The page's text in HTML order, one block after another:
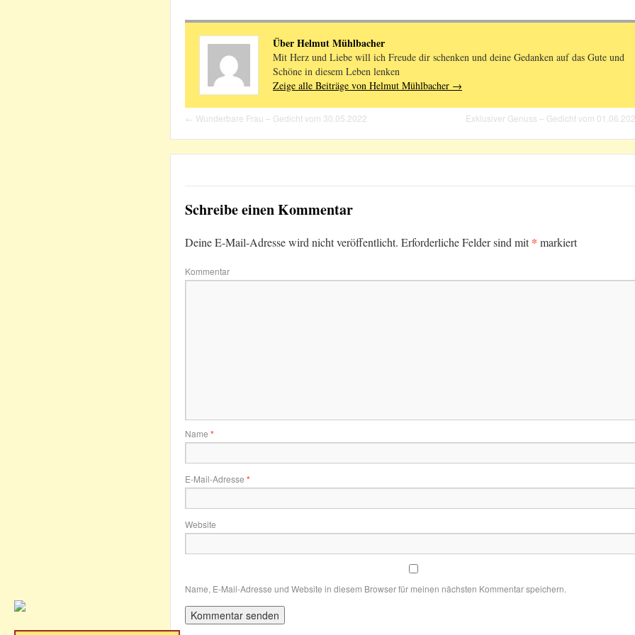
Über Helmut Mühlbacher
Mit Herz und Liebe will ich Freude dir schenken und deine Gedanken auf das Gute und
Schöne in diesem Leben lenken
Zeige alle Beiträge von Helmut Mühlbacher →
← Wunderbare Frau – Gedicht vom 30.05.2022 Exklusiver Genuss – Gedicht vom
Schreibe einen Kommentar
Deine E-Mail-Adresse wird nicht veröffentlicht. Erforderliche Felder sind mit* markiert
Kommentar
Name *
E-Mail-Adresse *
Website
Name, E-Mail-Adresse und Website in diesem Browser für meinen nächsten Kommentar speichern.